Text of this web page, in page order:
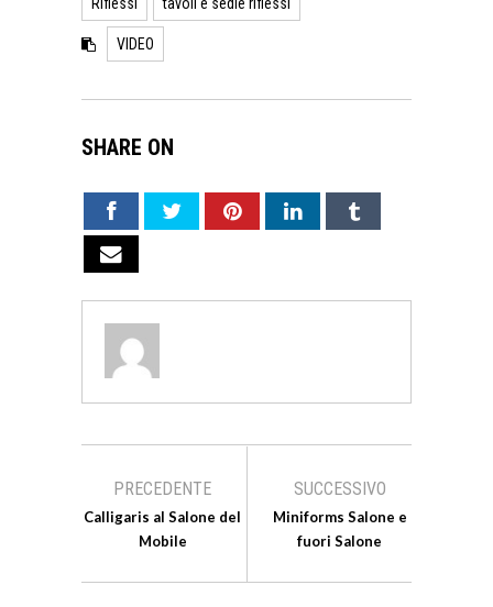
VIDEO
SHARE ON
PRECEDENTE
Calligaris al Salone del
Mobile
SUCCESSIVO
Miniforms Salone e
fuori Salone